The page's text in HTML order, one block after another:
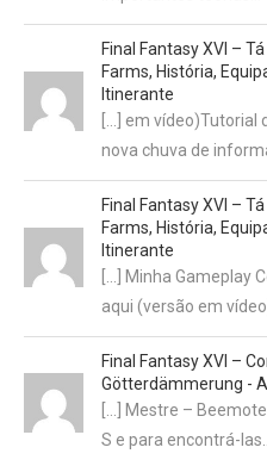
Final Fantasy XVI –
Farms, História,
Itinerante
[…] em
nova chuva de
Final Fantasy XVI –
Farms, História,
Itinerante
[…] Minha Gameplay
aqui (versão em
Final Fantasy XVI –
Götterdämmerung -
[…] Mestre –
S e para encontrá-las…